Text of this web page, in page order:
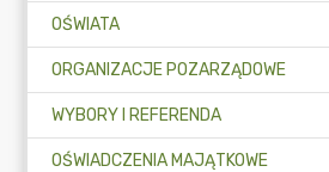
OŚWIATA
ORGANIZACJE POZARZĄDOWE
WYBORY I REFERENDA
OŚWIADCZENIA MAJĄTKOWE